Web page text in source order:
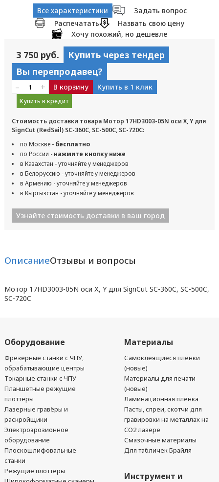
Все характеристики
Задать вопрос
Распечатать
Назвать свою цену
Хочу похожий, но дешевле
3 750 руб.
Купить через тендер
Вы перепродавец?
– + В корзину Купить в 1 клик
Купить в кредит
Стоимость доставки товара Мотор 17HD3003-05N оси Х, Y для
SignCut (RedSail) SC-360C, SC-500C, SC-720C:
по Москве - бесплатно
по России - нажмите кнопку ниже
в Казахстан - уточняйте у менеджеров
в Белоруссию - уточняйте у менеджеров
в Армению - уточняйте у менеджеров
в Кыргызстан - уточняйте у менеджеров
Узнайте стоимость доставки в ваш город
ОписаниеОтзывы и вопросы
Мотор 17HD3003-05N оси Х, Y для SignCut SC-360C, SC-500C,
SC-720C
Оборудование
Фрезерные станки с ЧПУ,
обрабатывающие центры
Токарные станки с ЧПУ
Планшетные режущие
плоттеры
Лазерные гравёры и
раскройщики
Электроэрозионное
оборудование
Плоскошлифовальные
станки
Режущие плоттеры
Материалы
Самоклеящиеся пленки
(новые)
Материалы для печати
(новые)
Ламинационная пленка
Пасты, спреи, скотчи для
гравировки на металлах на
CO2 лазере
Смазочные материалы
Для табличек Брайля
Инструмент и